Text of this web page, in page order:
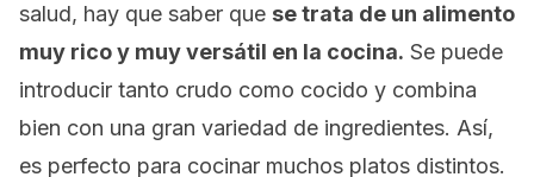
salud, hay que saber que se trata de un alimento
muy rico y muy versátil en la cocina. Se puede
introducir tanto crudo como cocido y combina
bien con una gran variedad de ingredientes. Así,
es perfecto para cocinar muchos platos distintos.